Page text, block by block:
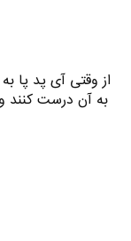
از وقتی آی پد پا
به آن درست کنند